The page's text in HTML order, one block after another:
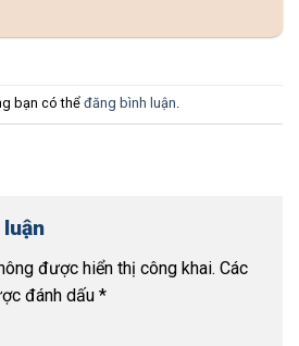
bạn có thể đăng bình luận.
được hiển thị công khai. Các
đánh dấu *